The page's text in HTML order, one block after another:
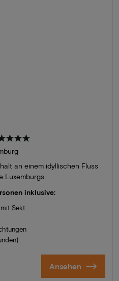
an einem idyllischen Fluss
Luxemburgs
inklusive:
Sekt
Ansehen